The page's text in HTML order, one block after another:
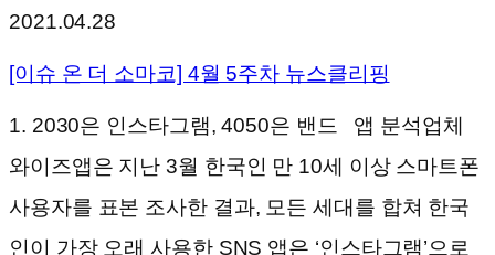
2021.04.28
[이슈 온 더 소마코] 4월 5주차 뉴스클리핑
1. 2030은 인스타그램, 4050은 밴드 앱 분석업체
와이즈앱은 지난 3월 한국인 만 10세 이상 스마트폰
사용자를 표본 조사한 결과, 모든 세대를 합쳐 한국
인이 가장 오래 사용한 SNS 앱은 ‘인스타그램’으로